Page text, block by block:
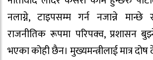
नलाग्ने, टाइपसम्म गर्न नजान्ने मान्छे
राजनीतिक रूपमा परिपक्व, प्रशासन
भएका कोही छैन। मुख्यमन्त्रीलाई मात्र